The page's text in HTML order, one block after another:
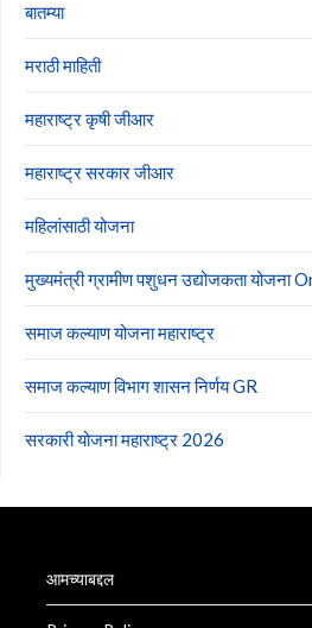
बातम्या
मराठी माहिती
महाराष्ट्र कृषी जीआर
महाराष्ट्र सरकार जीआर
महिलांसाठी योजना
मुख्यमंत्री ग्रामीण पशुधन उद्योजकता योजना
समाज कल्याण योजना महाराष्ट्र
समाज कल्याण विभाग शासन निर्णय GR
सरकारी योजना महाराष्ट्र 2026
आमच्याबद्दल